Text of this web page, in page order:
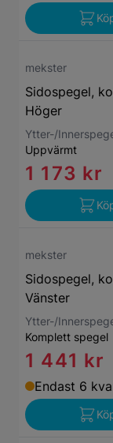
mekster
Sidospegel,
Höger
Ytter-/
Uppvärmt
1 173 kr
mekster
Sidospegel,
Vänster
Ytter-/
Komplett spegel
1 441 kr
Endast 6